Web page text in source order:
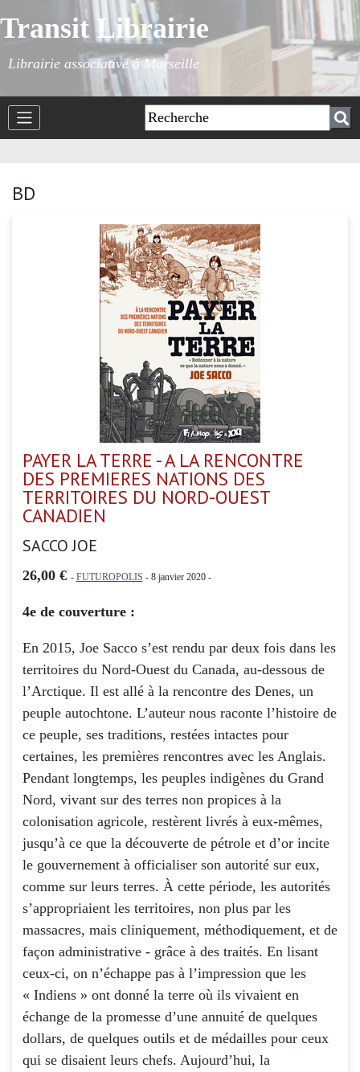
Transit Librairie
Librairie associative à Marseille
BD
PAYER LA TERRE - A LA RENCONTRE
DES PREMIERES NATIONS DES
TERRITOIRES DU NORD-OUEST
CANADIEN
SACCO JOE
26,00 € - FUTUROPOLIS - 8 janvier 2020 -
4e de couverture :
En 2015, Joe Sacco s’est rendu par deux fois dans les
territoires du Nord-Ouest du Canada, au-dessous de
l’Arctique. Il est allé à la rencontre des Denes, un
peuple autochtone. L’auteur nous raconte l’histoire de
ce peuple, ses traditions, restées intactes pour
certaines, les premières rencontres avec les Anglais.
Pendant longtemps, les peuples indigènes du Grand
Nord, vivant sur des terres non propices à la
colonisation agricole, restèrent livrés à eux-mêmes,
jusqu’à ce que la découverte de pétrole et d’or incite
le gouvernement à officialiser son autorité sur eux,
comme sur leurs terres. À cette période, les autorités
s’appropriaient les territoires, non plus par les
massacres, mais cliniquement, méthodiquement, et de
façon administrative - grâce à des traités. En lisant
ceux-ci, on n’échappe pas à l’impression que les
« Indiens » ont donné la terre où ils vivaient en
échange de la promesse d’une annuité de quelques
dollars, de quelques outils et de médailles pour ceux
qui se disaient leurs chefs. Aujourd’hui, la